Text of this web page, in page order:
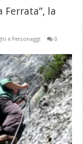
Ferrata”, la
e Personaggi
0